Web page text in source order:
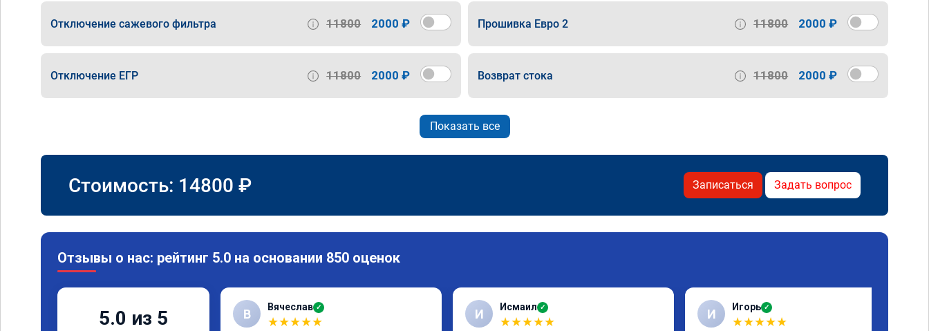
Отключение сажевого фильтра 11800 2000 ₽ Прошивка Евро 2 11800 2000 ₽
Отключение ЕГР 11800 2000 ₽ Возврат стока 11800 2000 ₽
Показать все
Стоимость: 14800 ₽ Записаться Задать вопрос
Отзывы о нас: рейтинг 5.0 на основании 850 оценок
5.0 из 5 В Вячеслав ✓
★★★★★
И Исмаил ✓
★★★★★
И Игорь ✓
★★★★★